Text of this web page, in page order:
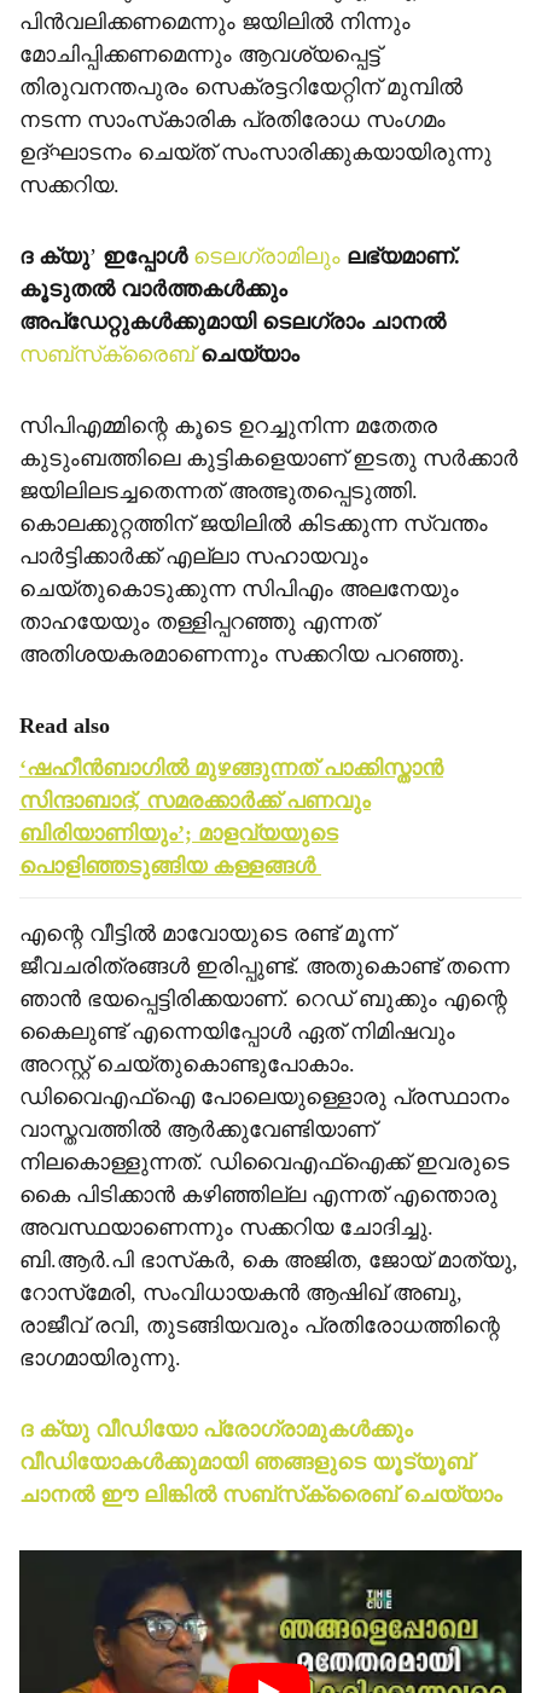
പിന്‍വലിക്കണമെന്നും ജയിലില്‍ നിന്നും
മോചിപ്പിക്കണമെന്നും ആവശ്യപ്പെട്ട്
തിരുവനന്തപുരം സെക്രട്ടറിയേറ്റിന് മുമ്പില്‍
നടന്ന സാംസ്‌കാരിക പ്രതിരോധ സംഗമം
ഉദ്ഘാടനം ചെയ്ത് സംസാരിക്കുകയായിരുന്നു
സക്കറിയ.
ദ ക്യു’ ഇപ്പോള്‍ ടെലഗ്രാമിലും ലഭ്യമാണ്.
കൂടുതല്‍ വാര്‍ത്തകള്‍ക്കും
അപ്‌ഡേറ്റുകള്‍ക്കുമായി ടെലഗ്രാം ചാനല്‍
സബ്‌സ്‌ക്രൈബ് ചെയ്യാം
സിപിഎമ്മിന്റെ കൂടെ ഉറച്ചുനിന്ന മതേതര
കുടുംബത്തിലെ കുട്ടികളെയാണ് ഇടതു സര്‍ക്കാര്‍
ജയിലിലടച്ചതെന്നത് അത്ഭുതപ്പെടുത്തി.
കൊലക്കുറ്റത്തിന് ജയിലില്‍ കിടക്കുന്ന സ്വന്തം
പാര്‍ട്ടിക്കാര്‍ക്ക് എല്ലാ സഹായവും
ചെയ്തുകൊടുക്കുന്ന സിപിഎം അലനേയും
താഹയേയും തള്ളിപ്പറഞ്ഞു എന്നത്
അതിശയകരമാണെന്നും സക്കറിയ പറഞ്ഞു.
Read also
‘ഷഹീന്‍ബാഗില്‍ മുഴങ്ങുന്നത് പാക്കിസ്താന്‍
സിന്ദാബാദ്, സമരക്കാര്‍ക്ക് പണവും
ബിരിയാണിയും’; മാളവ്യയുടെ
പൊളിഞ്ഞടുങ്ങിയ കള്ളങ്ങള്‍
എന്റെ വീട്ടില്‍ മാവോയുടെ രണ്ട് മൂന്ന്
ജീവചരിത്രങ്ങള്‍ ഇരിപ്പുണ്ട്. അതുകൊണ്ട് തന്നെ
ഞാന്‍ ഭയപ്പെട്ടിരിക്കയാണ്. റെഡ് ബുക്കും എന്റെ
കൈലുണ്ട് എന്നെയിപ്പോള്‍ ഏത് നിമിഷവും
അറസ്റ്റ് ചെയ്തുകൊണ്ടുപോകാം.
ഡിവൈഎഫ്ഐ പോലെയുള്ളൊരു പ്രസ്ഥാനം
വാസ്തവത്തില്‍ ആര്‍ക്കുവേണ്ടിയാണ്
നിലകൊള്ളുന്നത്. ഡിവൈഎഫ്ഐക്ക് ഇവരുടെ
കൈ പിടിക്കാന്‍ കഴിഞ്ഞില്ല എന്നത് എന്തൊരു
അവസ്ഥയാണെന്നും സക്കറിയ ചോദിച്ചു.
ബി.ആര്‍.പി ഭാസ്‌കര്‍, കെ അജിത, ജോയ് മാത്യു,
റോസ്‌മേരി, സംവിധായകന്‍ ആഷിഖ് അബു,
രാജീവ് രവി, തുടങ്ങിയവരും പ്രതിരോധത്തിന്റെ
ഭാഗമായിരുന്നു.
ദ ക്യു വീഡിയോ പ്രോഗ്രാമുകള്‍ക്കും
വീഡിയോകള്‍ക്കുമായി ഞങ്ങളുടെ യൂട്യൂബ്
ചാനല്‍ ഈ ലിങ്കില്‍ സബ്‌സ്‌ക്രൈബ് ചെയ്യാം